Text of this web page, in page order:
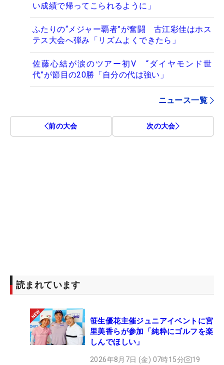
い成績で帰ってこられるように」
ふたりの“メジャー覇者”が奮闘 古江彩佳はホス
テス大会へ弾み「リズムよくできたら」
佐藤心結が涙のツアー初V “ダイヤモンド世
代”が節目の20勝「自分の代は強い」
ニュース一覧
前の大会 次の大会
読まれています
笹生優花主催ジュニアイベントに宮
里美香らが参加「純粋にゴルフを楽
しんでほしい」
2026年8月7日 (金) 07時15分 19